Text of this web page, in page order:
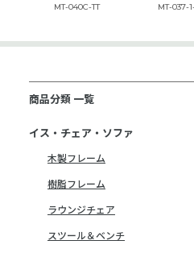
MT-040C-TT MT-037-
商品分類 一覧
イス・チェア・ソファ
木製フレーム
樹脂フレーム
ラウンジチェア
スツール＆ベンチ